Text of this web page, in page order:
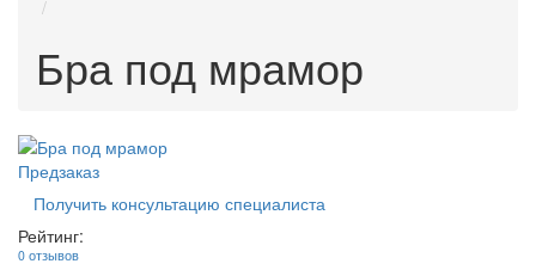
Бра под мрамор
Предзаказ
Получить консультацию специалиста
Рейтинг:
0 отзывов